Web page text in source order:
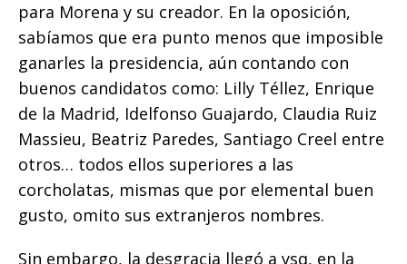
para Morena y su creador. En la oposición,
sabíamos que era punto menos que imposible
ganarles la presidencia, aún contando con
buenos candidatos como: Lilly Téllez, Enrique
de la Madrid, Idelfonso Guajardo, Claudia Ruiz
Massieu, Beatriz Paredes, Santiago Creel entre
otros… todos ellos superiores a las
corcholatas, mismas que por elemental buen
gusto, omito sus extranjeros nombres.
Sin embargo, la desgracia llegó a ysq, en la